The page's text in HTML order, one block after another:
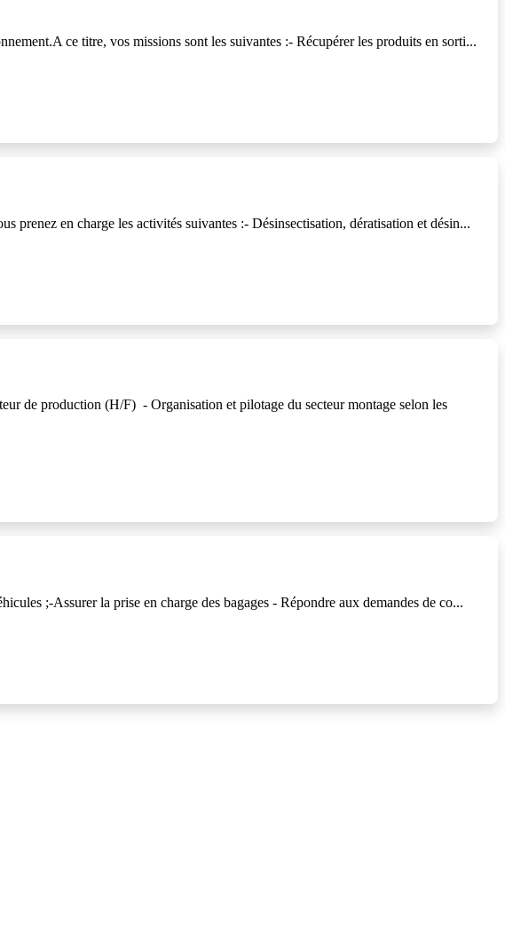
ce titre, vos missions sont les suivantes :- Récupérer les produits en sorti...
en charge les activités suivantes :- Désinsectisation, dératisation et désin...
de production (H/F) - Organisation et pilotage du secteur montage selon les
;-Assurer la prise en charge des bagages - Répondre aux demandes de co...